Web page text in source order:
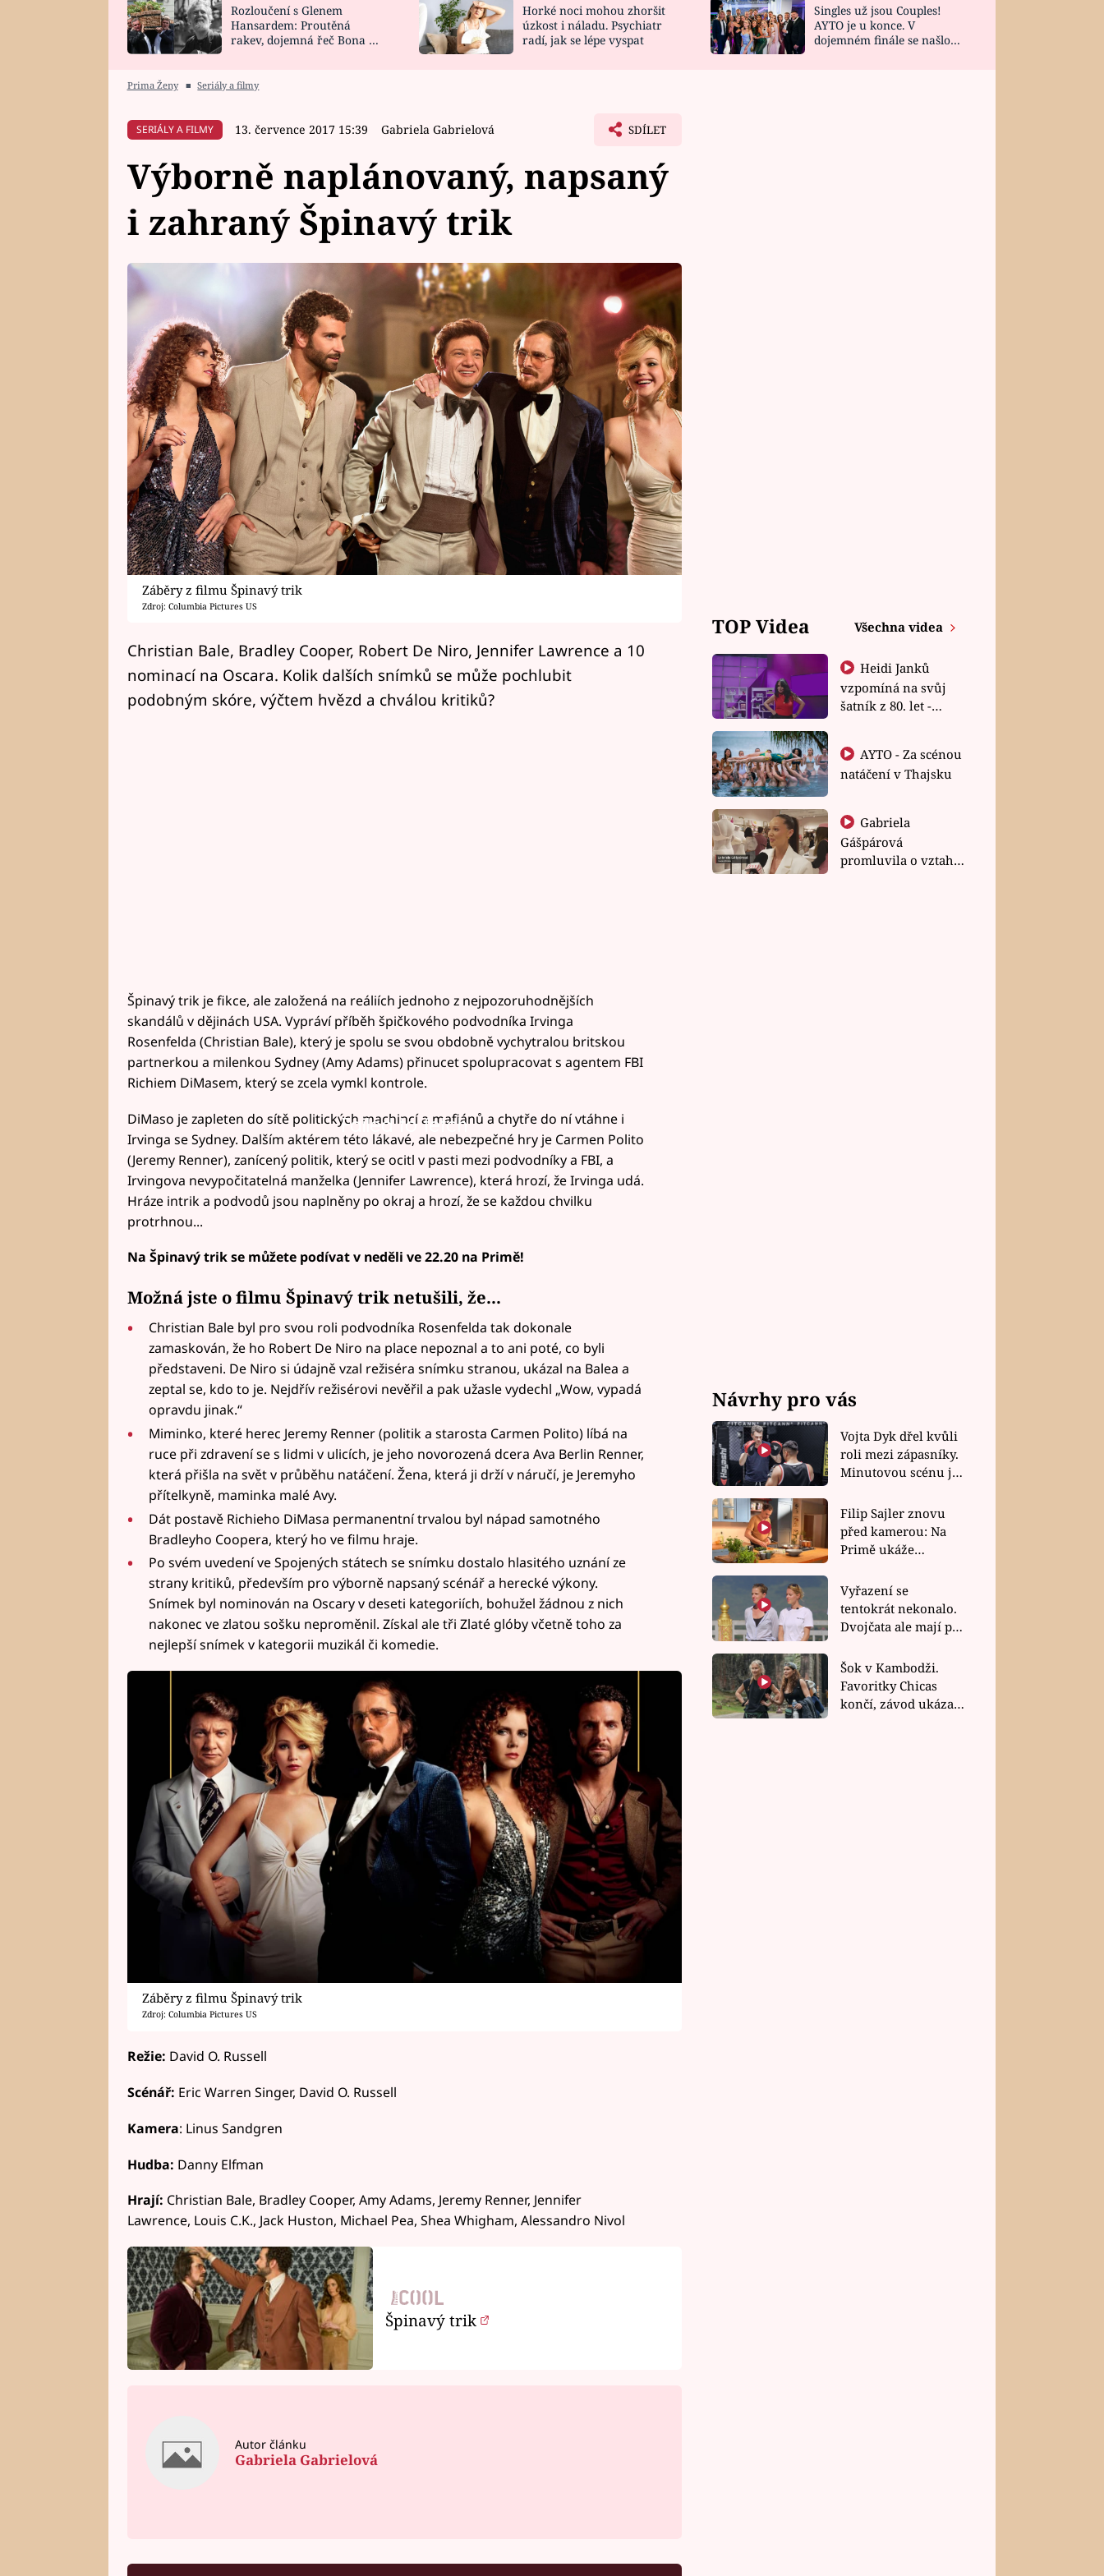
HOROSKOP NA
CELEBRITY
VAŘENÍ
NOVINKY
VIDEORECEPTY
ZAHRADA
DESIGN
Rozloučení s Glenem
Hansardem: Proutěná
rakev, dojemná řeč Bona a
Horké noci mohou zhoršit
úzkost i náladu. Psychiatr
radí, jak se lépe vyspat
Singles už jsou Couples!
AYTO je u konce. V
dojemném finále se našlo
Prima Ženy ■ Seriály a filmy
SERIÁLY A FILMY 13. července 2017 15:39 Gabriela Gabrielová SDÍLET
Výborně naplánovaný, napsaný
i zahraný Špinavý trik
Záběry z filmu Špinavý trik
Zdroj: Columbia Pictures US
Christian Bale, Bradley Cooper, Robert De Niro, Jennifer Lawrence a 10
nominací na Oscara. Kolik dalších snímků se může pochlubit
podobným skóre, výčtem hvězd a chválou kritiků?
Špinavý trik je fikce, ale založená na reáliích jednoho z nejpozoruhodnějších
skandálů v dějinách USA. Vypráví příběh špičkového podvodníka Irvinga
Rosenfelda (Christian Bale), který je spolu se svou obdobně vychytralou britskou
partnerkou a milenkou Sydney (Amy Adams) přinucet spolupracovat s agentem FBI
Richiem DiMasem, který se zcela vymkl kontrole.
Failed to fetch
DiMaso je zapleten do sítě politických machincí a mafiánů a chytře do ní vtáhne i
Irvinga se Sydney. Dalším aktérem této lákavé, ale nebezpečné hry je Carmen Polito
(Jeremy Renner), zanícený politik, který se ocitl v pasti mezi podvodníky a FBI, a
Irvingova nevypočitatelná manželka (Jennifer Lawrence), která hrozí, že Irvinga udá.
Hráze intrik a podvodů jsou naplněny po okraj a hrozí, že se každou chvilku
protrhnou...
Na Špinavý trik se můžete podívat v neděli ve 22.20 na Primě!
Možná jste o filmu Špinavý trik netušili, že...
Christian Bale byl pro svou roli podvodníka Rosenfelda tak dokonale
zamaskován, že ho Robert De Niro na place nepoznal a to ani poté, co byli
představeni. De Niro si údajně vzal režiséra snímku stranou, ukázal na Balea a
zeptal se, kdo to je. Nejdřív režisérovi nevěřil a pak užasle vydechl „Wow, vypadá
opravdu jinak.“
Miminko, které herec Jeremy Renner (politik a starosta Carmen Polito) líbá na
ruce při zdravení se s lidmi v ulicích, je jeho novorozená dcera Ava Berlin Renner,
která přišla na svět v průběhu natáčení. Žena, která ji drží v náručí, je Jeremyho
přítelkyně, maminka malé Avy.
Dát postavě Richieho DiMasa permanentní trvalou byl nápad samotného
Bradleyho Coopera, který ho ve filmu hraje.
Po svém uvedení ve Spojených státech se snímku dostalo hlasitého uznání ze
strany kritiků, především pro výborně napsaný scénář a herecké výkony.
Snímek byl nominován na Oscary v deseti kategoriích, bohužel žádnou z nich
nakonec ve zlatou sošku neproměnil. Získal ale tři Zlaté glóby včetně toho za
nejlepší snímek v kategorii muzikál či komedie.
Záběry z filmu Špinavý trik
Zdroj: Columbia Pictures US
Režie: David O. Russell
Scénář: Eric Warren Singer, David O. Russell
Kamera: Linus Sandgren
Hudba: Danny Elfman
Hrají: Christian Bale, Bradley Cooper, Amy Adams, Jeremy Renner, Jennifer
Lawrence, Louis C.K., Jack Huston, Michael Pea, Shea Whigham, Alessandro Nivol
Špinavý trik
Autor článku
Gabriela Gabrielová
TOP Videa Všechna videa
Heidi Janků
vzpomíná na svůj
šatník z 80. let -
natáčení v Thajsku
Gabriela
Gášpárová
promluvila o vztahu
Návrhy pro vás
Vojta Dyk dřel kvůli
roli mezi zápasníky.
Minutovou scénu jel
Filip Sajler znovu
před kamerou: Na
Primě ukáže
rychlé recepty
Vyřazení se
tentokrát nekonalo.
Dvojčata ale mají po
závodu nůž na krku
Šok v Kambodži.
Favoritky Chicas
končí, závod ukázal